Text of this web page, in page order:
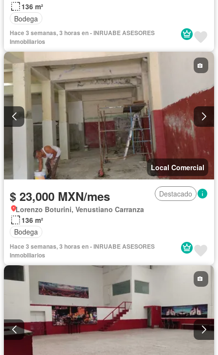
136 m²
Bodega
Hace 3 semanas, 3 horas en - INRUABE ASESORES
Inmobiliarios
Local Comercial
$ 23,000 MXN/mes
Destacado
Lorenzo Boturini, Venustiano Carranza
136 m²
Bodega
Hace 3 semanas, 3 horas en - INRUABE ASESORES
Inmobiliarios